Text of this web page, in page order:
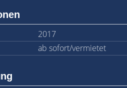
2017
ab sofort/vermietet